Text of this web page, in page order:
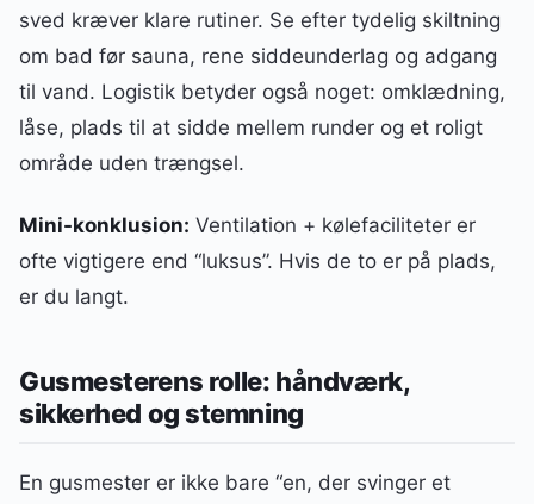
sved kræver klare rutiner. Se efter tydelig skiltning
om bad før sauna, rene siddeunderlag og adgang
til vand. Logistik betyder også noget: omklædning,
låse, plads til at sidde mellem runder og et roligt
område uden trængsel.
Mini-konklusion: Ventilation + kølefaciliteter er
ofte vigtigere end “luksus”. Hvis de to er på plads,
er du langt.
Gusmesterens rolle: håndværk,
sikkerhed og stemning
En gusmester er ikke bare “en, der svinger et